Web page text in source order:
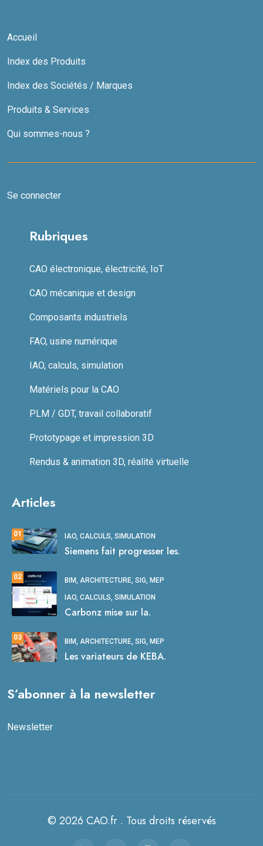
Accueil
Index des Produits
Index des Sociétés / Marques
Produits & Services
Qui sommes-nous ?
Se connecter
Rubriques
CAO électronique, électricité, IoT
CAO mécanique et design
Composants industriels
FAO, usine numérique
IAO, calculs, simulation
Matériels pour la CAO
PLM / GDT, travail collaboratif
Prototypage et impression 3D
Rendus & animation 3D, réalité virtuelle
Articles
01 IAO, CALCULS, SIMULATION
Siemens fait progresser les.
02 BIM, ARCHITECTURE, SIG, MEP
IAO, CALCULS, SIMULATION
Carbonz mise sur la.
03 BIM, ARCHITECTURE, SIG, MEP
Les variateurs de KEBA.
S’abonner à la newsletter
Newsletter
© 2026 CAO.fr . Tous droits réservés